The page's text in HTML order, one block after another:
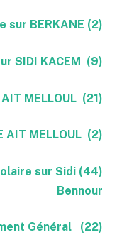
(2) éducatrice Préscolaire sur BERKANE
(9) EDUCATEUR DE PRESCOLAIRE sur SIDI KACEM
(21) PRESCOLAIRE sur INEZGANE AIT MELLOUL
(2) PRESCOLAIRE sur INEZGANE AIT MELLOUL
sur Sidi
Bennour
Général